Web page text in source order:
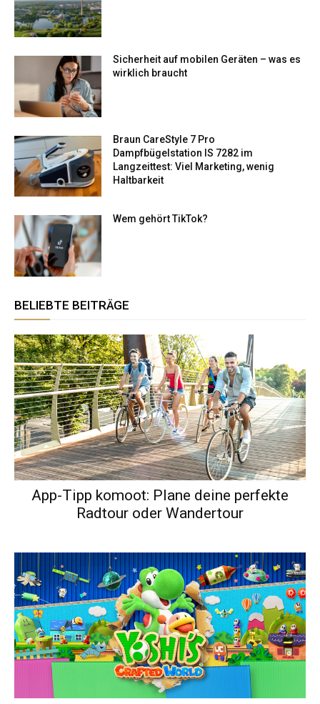
Sicherheit auf mobilen Geräten – was es
wirklich braucht
Braun CareStyle 7 Pro
Dampfbügelstation IS 7282 im
Langzeittest: Viel Marketing, wenig
Haltbarkeit
Wem gehört TikTok​?
BELIEBTE BEITRÄGE
App-Tipp komoot: Plane deine perfekte
Radtour oder Wandertour